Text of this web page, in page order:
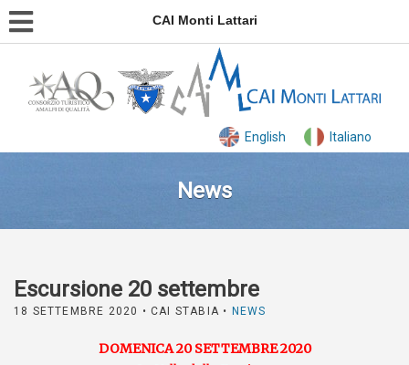
CAI Monti Lattari
English Italiano
News
Escursione 20 settembre
18 SETTEMBRE 2020 • CAI STABIA • NEWS
DOMENICA 20 SETTEMBRE 2020